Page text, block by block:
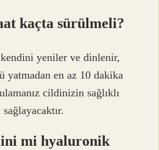
kaçta sürülmeli?
kendini yeniler ve dinlenir,
yatmadan en az 10 dakika
cildinizin sağlıklı
mi hyaluronik